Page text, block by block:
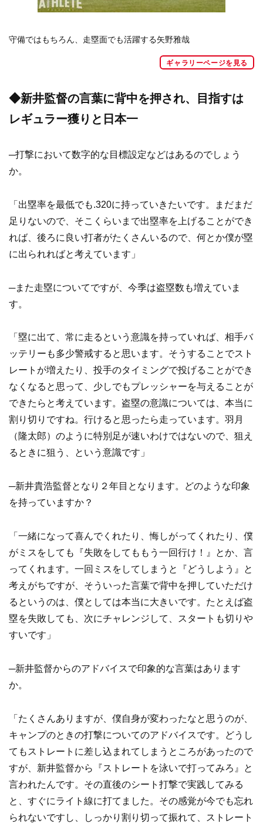
守備ではもちろん、走塁面でも活躍する矢野雅哉
ギャラリーページを見る
◆新井監督の言葉に背中を押され、目指すは
レギュラー獲りと日本一
─打撃において数字的な目標設定などはあるのでしょう
か。
「出塁率を最低でも.320に持っていきたいです。まだまだ
足りないので、そこくらいまで出塁率を上げることができ
れば、後ろに良い打者がたくさんいるので、何とか僕が塁
に出られればと考えています」
─また走塁についてですが、今季は盗塁数も増えていま
す。
「塁に出て、常に走るという意識を持っていれば、相手バ
ッテリーも多少警戒すると思います。そうすることでスト
レートが増えたり、投手のタイミングで投げることができ
なくなると思って、少しでもプレッシャーを与えることが
できたらと考えています。盗塁の意識については、本当に
割り切りですね。行けると思ったら走っています。羽月
（隆太郎）のように特別足が速いわけではないので、狙え
るときに狙う、という意識です」
─新井貴浩監督となり２年目となります。どのような印象
を持っていますか？
「一緒になって喜んでくれたり、悔しがってくれたり、僕
がミスをしても『失敗をしてももう一回行け！』とか、言
ってくれます。一回ミスをしてしまうと『どうしよう』と
考えがちですが、そういった言葉で背中を押していただけ
るというのは、僕としては本当に大きいです。たとえば盗
塁を失敗しても、次にチャレンジして、スタートも切りや
すいです」
─新井監督からのアドバイスで印象的な言葉はあります
か。
「たくさんありますが、僕自身が変わったなと思うのが、
キャンプのときの打撃についてのアドバイスです。どうし
てもストレートに差し込まれてしまうところがあったので
すが、新井監督から『ストレートを泳いで打ってみろ』と
言われたんです。その直後のシート打撃で実践してみる
と、すぐにライト線に打てました。その感覚が今でも忘れ
られないですし、しっかり割り切って振れて、ストレート